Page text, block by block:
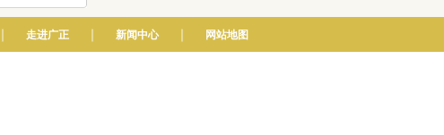
｜ 走进广正 ｜ 新闻中心 ｜ 网站地图